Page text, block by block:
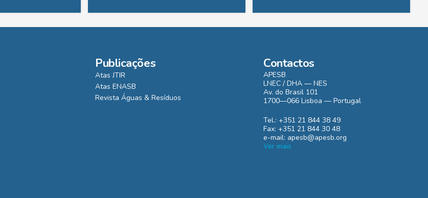
Publicações
Atas JTIR
Atas ENASB
Revista Águas & Resíduos
Contactos
APESB
LNEC / DHA — NES
Av. do Brasil 101
1700—066 Lisboa — Portugal
Tel.: +351 21 844 38 49
Fax: +351 21 844 30 48
e-mail: apesb@apesb.org
Ver mais